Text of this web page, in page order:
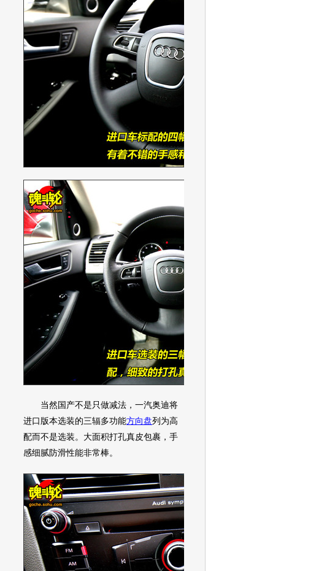
当然国产不是只做减法， 一汽奥迪将
进口版本选装的三辐多功能方向盘列为高
配而不是选装。大面积打孔真皮包裹，手
感细腻防滑性能非常棒。